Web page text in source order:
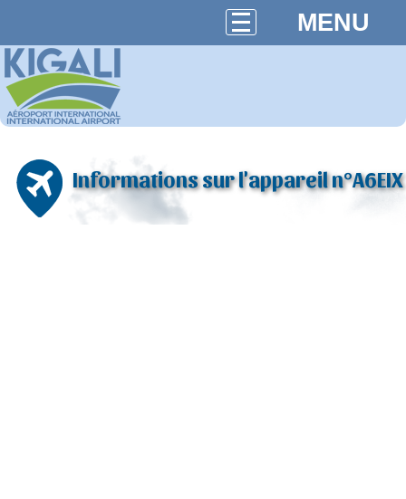
MENU
Informations sur l'appareil n°A6EIX